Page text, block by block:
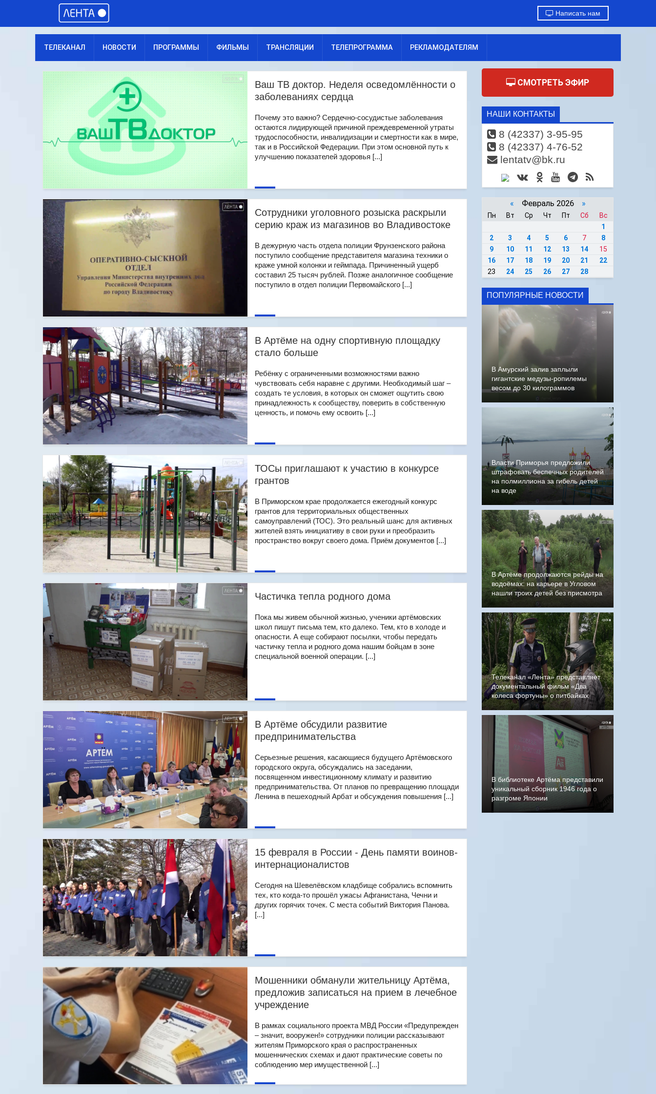
Написать нам
ТЕЛЕКАНАЛ НОВОСТИ ПРОГРАММЫ ФИЛЬМЫ ТРАНСЛЯЦИИ ТЕЛЕПРОГРАММА РЕКЛАМОДАТЕЛЯМ
Ваш ТВ доктор. Неделя осведомлённости о
заболеваниях сердца
Почему это важно? Сердечно-сосудистые заболевания
остаются лидирующей причиной преждевременной утраты
трудоспособности, инвалидизации и смертности как в мире,
так и в Российской Федерации. При этом основной путь к
улучшению показателей здоровья [...]
Сотрудники уголовного розыска раскрыли
серию краж из магазинов во Владивостоке
В дежурную часть отдела полиции Фрунзенского района
поступило сообщение представителя магазина техники о
краже умной колонки и геймпада. Причиненный ущерб
составил 25 тысяч рублей. Позже аналогичное сообщение
поступило в отдел полиции Первомайского [...]
В Артёме на одну спортивную площадку
стало больше
Ребёнку с ограниченными возможностями важно
чувствовать себя наравне с другими. Необходимый шаг –
создать те условия, в которых он сможет ощутить свою
принадлежность к сообществу, поверить в собственную
ценность, и помочь ему освоить [...]
ТОСы приглашают к участию в конкурсе
грантов
В Приморском крае продолжается ежегодный конкурс
грантов для территориальных общественных
самоуправлений (ТОС). Это реальный шанс для активных
жителей взять инициативу в свои руки и преобразить
пространство вокруг своего дома. Приём документов [...]
Частичка тепла родного дома
Пока мы живем обычной жизнью, ученики артёмовских
школ пишут письма тем, кто далеко. Тем, кто в холоде и
опасности. А еще собирают посылки, чтобы передать
частичку тепла и родного дома нашим бойцам в зоне
специальной военной операции. [...]
В Артёме обсудили развитие
предпринимательства
Серьезные решения, касающиеся будущего Артёмовского
городского округа, обсуждались на заседании,
посвященном инвестиционному климату и развитию
предпринимательства. От планов по превращению площади
Ленина в пешеходный Арбат и обсуждения повышения [...]
15 февраля в России - День памяти воинов-
интернационалистов
Сегодня на Шевелёвском кладбище собрались вспомнить
тех, кто когда-то прошёл ужасы Афганистана, Чечни и
других горячих точек. С места событий Виктория Панова.
[...]
Мошенники обманули жительницу Артёма,
предложив записаться на прием в лечебное
учреждение
В рамках социального проекта МВД России «Предупрежден
– значит, вооружен!» сотрудники полиции рассказывают
жителям Приморского края о распространенных
мошеннических схемах и дают практические советы по
соблюдению мер имущественной [...]
СМОТРЕТЬ ЭФИР
НАШИ КОНТАКТЫ
8 (42337) 3-95-95
8 (42337) 4-76-52
lentatv@bk.ru
« Февраль 2026 »
Пн Вт Ср Чт Пт Сб
Вс
1
2
3 4 5 6 7
8
9
10 11 12 13 14
15
16
17 18 19 20 21
22
23
24 25 26 27 28
ПОПУЛЯРНЫЕ НОВОСТИ
В Амурский залив заплыли
гигантские медузы-ропилемы
весом до 30 килограммов
Власти Приморья предложили
штрафовать беспечных родителей
на полмиллиона за гибель детей
на воде
В Артёме продолжаются рейды на
водоёмах: на карьере в Угловом
нашли троих детей без присмотра
Телеканал «Лента» представляет
документальный фильм «Два
колеса фортуны» о питбайках
В библиотеке Артёма представили
уникальный сборник 1946 года о
разгроме Японии